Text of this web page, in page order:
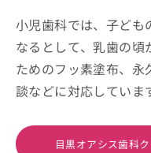
小児歯科では、子ども
なるとして、乳歯の頃
ためのフッ素塗布、永
談などに対応していま
目黒オアシス歯科